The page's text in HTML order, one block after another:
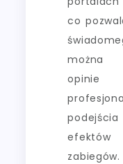
co
można
efektów